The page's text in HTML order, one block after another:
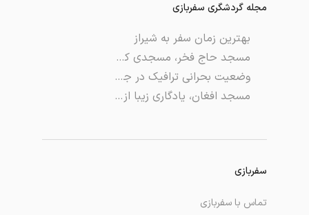
سفربازی
تماس با سفربازی
مجله گردشگری سفربازی
بهترین زمان سفر به شیراز
مسجد حاج فخر، مسجدی که با مناره کوچکش معروف شد
وضعیت بحرانی ترافیک در جاده چالوس
مسجد افغان‌، یادگاری زیبا از عهد افشاریان